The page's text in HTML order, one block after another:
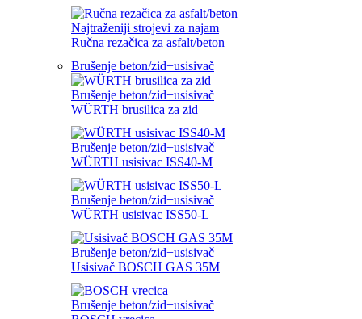
Najtraženiji strojevi za najam
Ručna rezačica za asfalt/beton
Brušenje beton/zid+usisivač
Brušenje beton/zid+usisivač
WÜRTH brusilica za zid
Brušenje beton/zid+usisivač
WÜRTH usisivac ISS40-M
Brušenje beton/zid+usisivač
WÜRTH usisivac ISS50-L
Brušenje beton/zid+usisivač
Usisivač BOSCH GAS 35M
Brušenje beton/zid+usisivač